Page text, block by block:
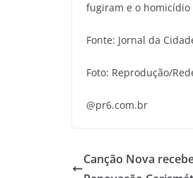
fugiram e o homicídio
Fonte: Jornal da
Foto: Reprodução/
@pr6.com.br
Canção Nova